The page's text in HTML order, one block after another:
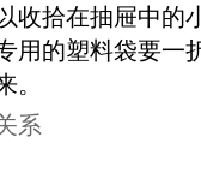
收拾在抽屉中的
用的塑料袋要一
。
系